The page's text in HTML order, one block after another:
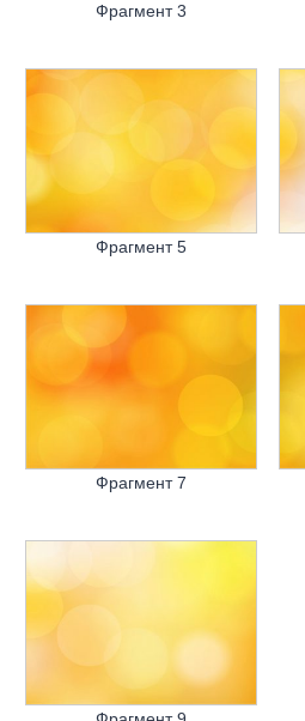
Фрагмент 3
Фрагмент 5
Фрагмент 7